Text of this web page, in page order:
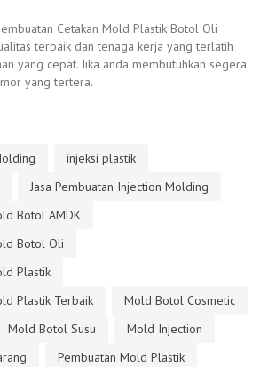
Cetakan Mold Plastik Botol Oli
terbaik dan tenaga kerja yang terlatih
yang cepat. Jika anda membutuhkan segera
yang tertera.
injeksi plastik
Jasa Pembuatan Injection Molding
Botol AMDK
Botol Oli
Plastik
Plastik Terbaik
Mold Botol Cosmetic
Mold Botol Susu
Mold Injection
Pembuatan Mold Plastik